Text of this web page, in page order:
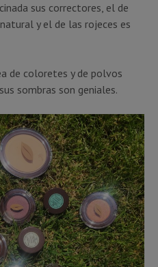
sus correctores, el de
y el de las rojeces es
de coloretes y de polvos
sombras son geniales.